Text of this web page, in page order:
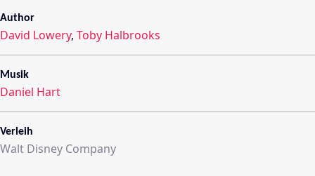
Author
David Lowery, Toby Halbrooks
Musik
Daniel Hart
Verleih
Walt Disney Company